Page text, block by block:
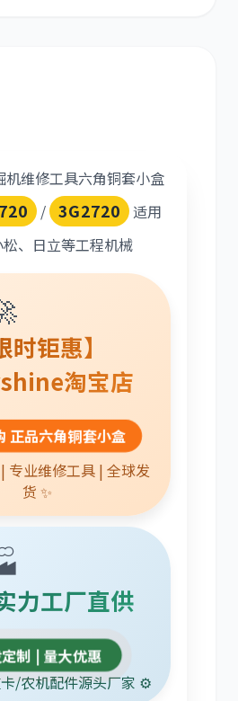
三一
杰西博
丰田
维修工具六角铜套小盒
/ 3G2720
适用
、日立等工程机械
时钜惠】
淘宝店
正品六角铜套小盒
专业维修工具 | 全球发
货 ✨
力工厂直供
制 | 量大优惠
/农机配件源头厂家 ⚙️